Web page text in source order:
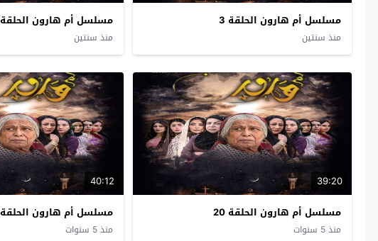
مسلسل أم هارون الحلقة 3
منذ سنتين
مسلسل أم هارون الحلقة 2
منذ سنتين
39:20
مسلسل أم هارون الحلقة 20
منذ 5 سنوات
40:12
مسلسل أم هارون الحلقة 30 والأخيرة
منذ 5 سنوات